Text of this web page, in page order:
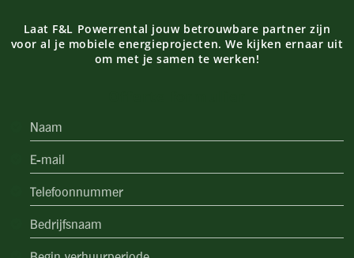
Laat F&L Powerrental jouw betrouwbare partner zijn
voor al je mobiele energieprojecten. We kijken ernaar uit
om met je samen te werken!